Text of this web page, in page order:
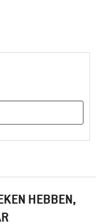
HEBBEN,